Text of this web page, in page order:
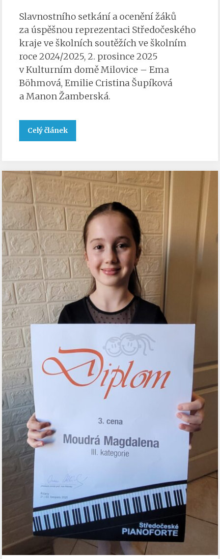
Slavnostního setkání a ocenění žáků
za úspěšnou reprezentaci Středočeského
kraje ve školních soutěžích ve školním
roce 2024/2025, 2. prosince 2025
v Kulturním domě Milovice – Ema
Böhmová, Emilie Cristina Šupíková
a Manon Žamberská.
Celý článek